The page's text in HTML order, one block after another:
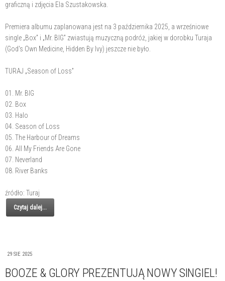
graficzną i zdjęcia Ela Szustakowska.
Premiera albumu zaplanowana jest na 3 października 2025, a wrześniowe
single „Box” i „Mr. BIG” zwiastują muzyczną podróż, jakiej w dorobku Turaja
(God's Own Medicine, Hidden By Ivy) jeszcze nie było.
TURAJ „Season of Loss”
01. Mr. BIG
02. Box
03. Halo
04. Season of Loss
05. The Harbour of Dreams
06. All My Friends Are Gone
07. Neverland
08. River Banks
źródło: Turaj
Czytaj dalej...
29 SIE 2025
BOOZE & GLORY PREZENTUJĄ NOWY SINGIEL!